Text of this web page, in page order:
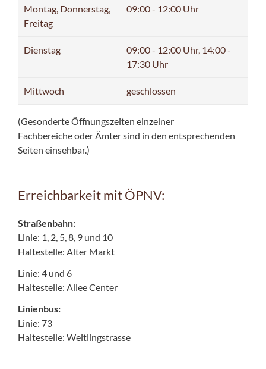
Montag, Donnerstag,
Freitag
09:00 - 12:00 Uhr
Dienstag
09:00 - 12:00 Uhr, 14:00 -
17:30 Uhr
Mittwoch geschlossen
(Gesonderte Öffnungszeiten einzelner
Fachbereiche oder Ämter sind in den entsprechenden
Seiten einsehbar.)
Erreichbarkeit mit ÖPNV:
Straßenbahn:
Linie: 1, 2, 5, 8, 9 und 10
Haltestelle: Alter Markt
Linie: 4 und 6
Haltestelle: Allee Center
Linienbus:
Linie: 73
Haltestelle: Weitlingstrasse